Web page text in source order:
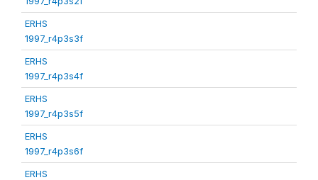
ERHS
1997_r4p3s3f
ERHS
1997_r4p3s4f
ERHS
1997_r4p3s5f
ERHS
1997_r4p3s6f
ERHS